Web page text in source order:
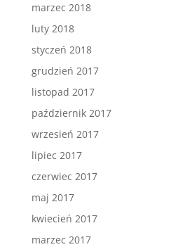
marzec 2018
luty 2018
styczeń 2018
grudzień 2017
listopad 2017
październik 2017
wrzesień 2017
lipiec 2017
czerwiec 2017
maj 2017
kwiecień 2017
marzec 2017